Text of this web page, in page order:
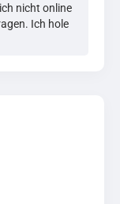
nicht online
Ich hole